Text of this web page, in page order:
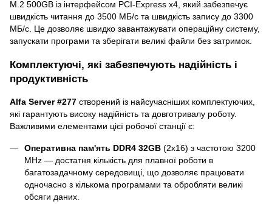
M.2 500GB із інтерфейсом PCI-Express x4, який забезпечує
швидкість читання до 3500 МБ/с та швидкість запису до 3300
МБ/с. Це дозволяє швидко завантажувати операційну систему,
запускати програми та зберігати великі файли без затримок.
Комплектуючі, які забезпечують надійність і
продуктивність
Alfa Server #277 створений із найсучасніших комплектуючих,
які гарантують високу надійність та довготривалу роботу.
Важливими елементами цієї робочої станції є:
Оперативна пам'ять DDR4 32GB (2x16) з частотою 3200
MHz — достатня кількість для плавної роботи в
багатозадачному середовищі, що дозволяє працювати
одночасно з кількома програмами та обробляти великі
обсяги даних.